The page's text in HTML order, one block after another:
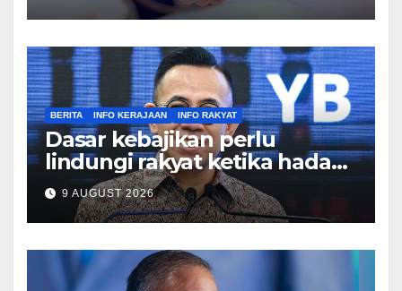
BERITA INFO KERAJAAN INFO RAKYAT
Dasar kebajikan perlu
lindungi rakyat ketika hadapi
kesusahan – Sim
9 AUGUST 2026